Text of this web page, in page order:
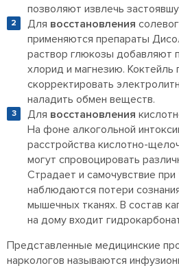
позволяют извлечь
Для восстановления
применяются препараты
раствор глюкозы добавляют
хлорид и магнезию. Коктейль
скорректировать
наладить обмен веществ.
Для восстановления
На фоне алкогольной
расстройства кислотно-
могут спровоцировать
Страдает и самочувствие при
наблюдаются потери
мышечных тканях. В состав
на дому входит
Представленные медицинские
наркологов называются